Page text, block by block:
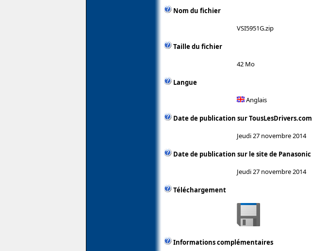
Nom du fichier
VSI5951G.zip
Taille du fichier
42 Mo
Langue
Anglais
Date de publication sur TousLesDrivers.com
Jeudi 27 novembre 2014
Date de publication sur le site de Panasonic
Jeudi 27 novembre 2014
Téléchargement
Informations complémentaires